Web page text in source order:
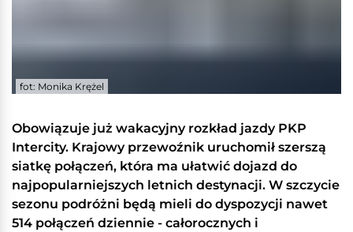
fot: Monika Krężel
Obowiązuje już wakacyjny rozkład jazdy PKP
Intercity. Krajowy przewoźnik uruchomił szerszą
siatkę połączeń, która ma ułatwić dojazd do
najpopularniejszych letnich destynacji. W szczycie
sezonu podróżni będą mieli do dyspozycji nawet
514 połączeń dziennie - całorocznych i